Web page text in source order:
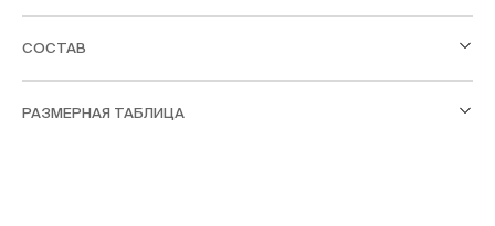
СОСТАВ
РАЗМЕРНАЯ ТАБЛИЦА